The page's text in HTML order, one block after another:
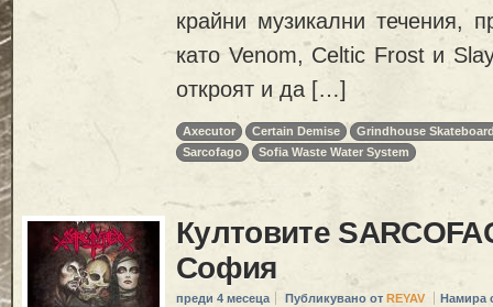
крайни музикални течения,
като Venom, Celtic Frost и
откроят и да […]
Axecutor Certain Demise
Grindhouse
Sarcofago
Sofia Waste Water System
Култовите
София
преди 4 месеца Публикувано от REYAV Намира